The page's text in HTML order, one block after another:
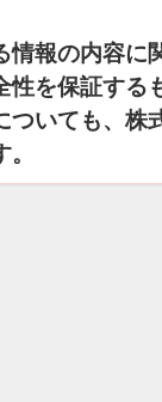
報の内容に
性を保証する
いても、株